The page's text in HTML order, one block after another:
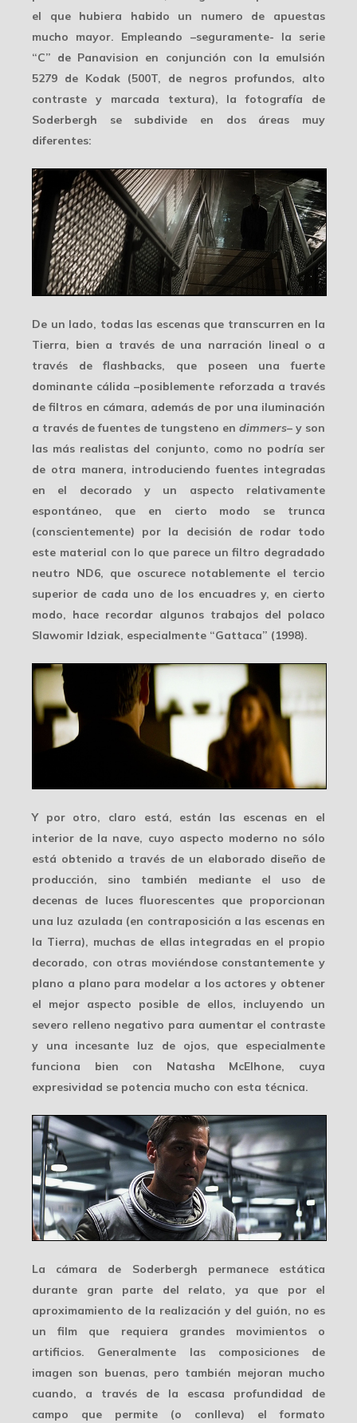
el que hubiera habido un numero de apuestas
mucho mayor. Empleando –seguramente- la serie
“C” de Panavision en conjunción con la emulsión
5279 de Kodak (500T, de negros profundos, alto
contraste y marcada textura), la fotografía de
Soderbergh se subdivide en dos áreas muy
diferentes:
De un lado, todas las escenas que transcurren en la
Tierra, bien a través de una narración lineal o a
través de flashbacks, que poseen una fuerte
dominante cálida –posiblemente reforzada a través
de filtros en cámara, además de por una iluminación
a través de fuentes de tungsteno en dimmers– y son
las más realistas del conjunto, como no podría ser
de otra manera, introduciendo fuentes integradas
en el decorado y un aspecto relativamente
espontáneo, que en cierto modo se trunca
(conscientemente) por la decisión de rodar todo
este material con lo que parece un filtro degradado
neutro ND6, que oscurece notablemente el tercio
superior de cada uno de los encuadres y, en cierto
modo, hace recordar algunos trabajos del polaco
Slawomir Idziak, especialmente “Gattaca” (1998).
Y por otro, claro está, están las escenas en el
interior de la nave, cuyo aspecto moderno no sólo
está obtenido a través de un elaborado diseño de
producción, sino también mediante el uso de
decenas de luces fluorescentes que proporcionan
una luz azulada (en contraposición a las escenas en
la Tierra), muchas de ellas integradas en el propio
decorado, con otras moviéndose constantemente y
plano a plano para modelar a los actores y obtener
el mejor aspecto posible de ellos, incluyendo un
severo relleno negativo para aumentar el contraste
y una incesante luz de ojos, que especialmente
funciona bien con Natasha McElhone, cuya
expresividad se potencia mucho con esta técnica.
La cámara de Soderbergh permanece estática
durante gran parte del relato, ya que por el
aproximamiento de la realización y del guión, no es
un film que requiera grandes movimientos o
artificios. Generalmente las composiciones de
imagen son buenas, pero también mejoran mucho
cuando, a través de la escasa profundidad de
campo que permite (o conlleva) el formato